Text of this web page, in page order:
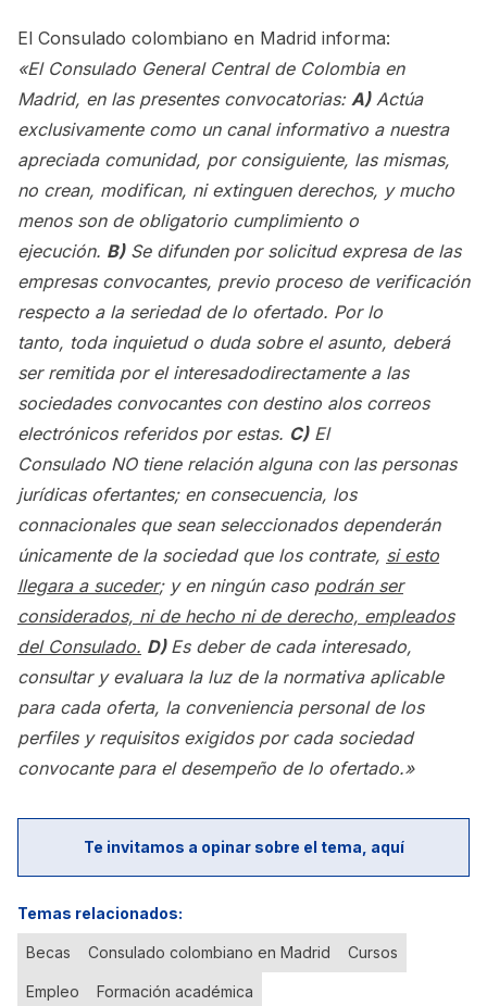
El Consulado colombiano en Madrid informa:
«El Consulado General Central de Colombia en
Madrid, en las presentes convocatorias: A)Actúa
exclusivamente como un canal informativo a nuestra
apreciada comunidad, por consiguiente, las mismas,
no crean, modifican, ni extinguen derechos, y mucho
menos son de obligatorio cumplimiento o
ejecución. B)Se difunden por solicitud expresa de las
empresas convocantes, previo proceso de verificación
respecto a la seriedad de lo ofertado. Por lo
tanto, toda inquietud o duda sobre el asunto, deberá
ser remitida por el interesadodirectamente a las
sociedades convocantes con destino alos correos
electrónicos referidos por estas. C)El
Consulado NO tiene relación alguna con las personas
jurídicas ofertantes; en consecuencia, los
connacionales que sean seleccionados dependerán
únicamente de la sociedad que los contrate, si esto
llegara a suceder; y en ningún caso podrán ser
considerados, ni de hecho ni de derecho, empleados
del Consulado. D) Es deber de cada interesado,
consultar y evaluara la luz de la normativa aplicable
para cada oferta, la conveniencia personal de los
perfiles y requisitos exigidos por cada sociedad
convocante para el desempeño de lo ofertado.»
Te invitamos a opinar sobre el tema, aquí
Temas relacionados:
Becas Consulado colombiano en Madrid Cursos
Empleo Formación académica